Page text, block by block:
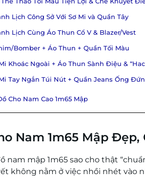
Lịch Công Sở Với Sơ Mi và Quần Tây
Lịch Cùng Áo Thun Cổ V & Blazer/Vest
Bomber + Áo Thun + Quần Tối Màu
Khoác Ngoài + Áo Thun Sành Điệu &
Tay Ngắn Túi Nút + Quần Jeans Ống
Cho Nam Cao 1m65 Mập
Nam 1m65 Mập Đẹp,
mập 1m65 sao cho thật
không nằm ở việc nhồi nhét vào